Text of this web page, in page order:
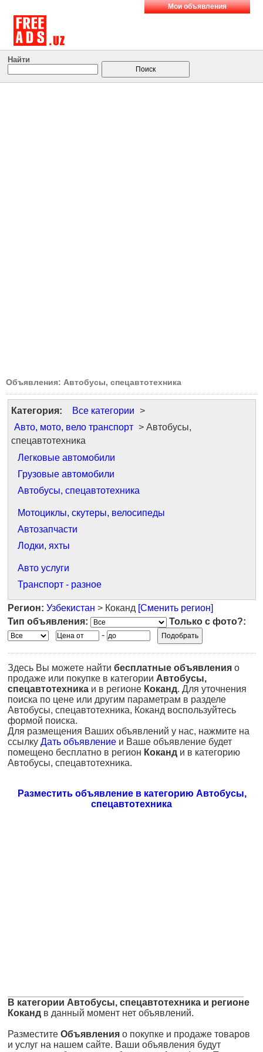
Мои объявления
Найти
Объявления: Автобусы, спецавтотехника
Категория: Все категории >
Авто, мото, вело транспорт > Автобусы,
спецавтотехника
Легковые автомобили
Грузовые автомобили
Автобусы, спецавтотехника
Мотоциклы, скутеры, велосипеды
Автозапчасти
Лодки, яхты
Авто услуги
Транспорт - разное
Регион: Узбекистан > Коканд [Сменить регион]
Тип объявления:
Только с фото?:
-
Здесь Вы можете найти бесплатные объявления о
продаже или покупке в категории Автобусы,
спецавтотехника и в регионе Коканд. Для уточнения
поиска по цене или другим параметрам в разделе
Автобусы, спецавтотехника, Коканд воспользуйтесь
формой поиска.
Для размещения Ваших объявлений у нас, нажмите на
ссылку Дать объявление и Ваше объявление будет
помещено бесплатно в регион Коканд и в категорию
Автобусы, спецавтотехника.
Разместить объявление в категорию Автобусы,
спецавтотехника
В категории Автобусы, спецавтотехника и регионе
Коканд в данный момент нет объявлений.
Разместите Объявления о покупке и продаже товаров
и услуг на нашем сайте. Ваши объявления будут